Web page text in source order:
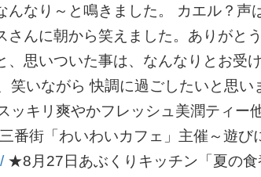
なり～と鳴きました。 カエル？
んに朝から笑えました。ありがと
、思いついた事は、なんなりとお
いながら 快調に過ごしたいと思
キリ爽やかフレッシュ美潤ティー
街「わいわいカフェ」主催～遊び
★8月27日あぶくりキッチン「夏の食